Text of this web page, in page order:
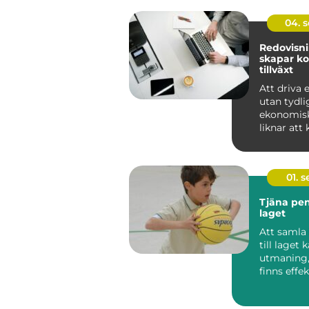
04.
skapar
tillväxt
Att driva
utan
liknar att
01.
Tjäna
laget
Att samla
till laget
finns